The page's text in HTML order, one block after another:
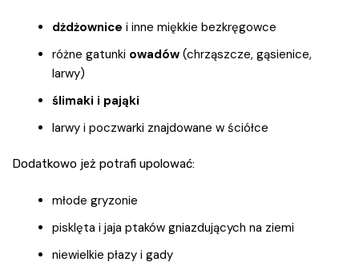
dżdżownice i inne miękkie bezkręgowce
różne gatunki owadów (chrząszcze, gąsienice,
larwy)
ślimaki i pająki
larwy i poczwarki znajdowane w ściółce
Dodatkowo jeż potrafi upolować:
młode gryzonie
pisklęta i jaja ptaków gniazdujących na ziemi
niewielkie płazy i gady